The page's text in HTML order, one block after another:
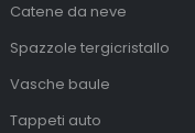
Catene da neve
Spazzole tergicristallo
Vasche baule
Tappeti auto